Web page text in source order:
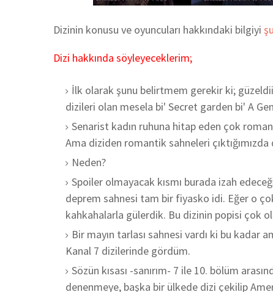
Dizinin konusu ve oyuncuları hakkındaki bilgiyi
Dizi hakkında söyleyeceklerim;
İlk olarak şunu belirtmem gerekir ki;
dizileri olan mesela bi' Secret garden bi' A
Senarist kadın ruhuna hitap eden çok
Ama diziden romantik sahneleri
Neden?
Spoiler olmayacak kısmı burada izah
deprem sahnesi tam bir fiyasko idi. Eğer o
kahkahalarla gülerdik. Bu dizinin popisi çok
Bir mayın tarlası sahnesi vardı ki bu kadar
Kanal 7 dizilerinde gördüm.
Sözün kısası -sanırım- 7 ile 10. bölüm
denenmeye, başka bir ülkede dizi çekilip